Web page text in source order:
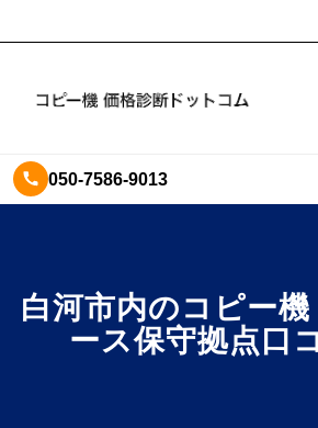
050-7586-9013
白河市内のコピー機
ース保守拠点口